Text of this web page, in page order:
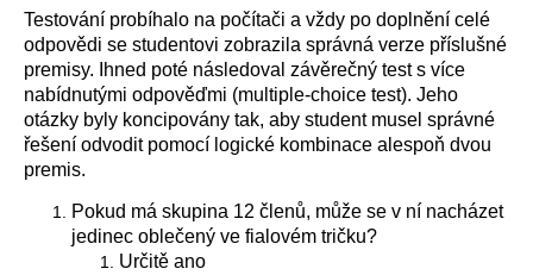
Testování probíhalo na počítači a vždy po doplnění celé
odpovědi se studentovi zobrazila správná verze příslušné
premisy. Ihned poté následoval závěrečný test s více
nabídnutými odpověďmi (multiple-choice test). Jeho
otázky byly koncipovány tak, aby student musel správné
řešení odvodit pomocí logické kombinace alespoň dvou
premis.
Pokud má skupina 12 členů, může se v ní nacházet
jedinec oblečený ve fialovém tričku?
Určitě ano